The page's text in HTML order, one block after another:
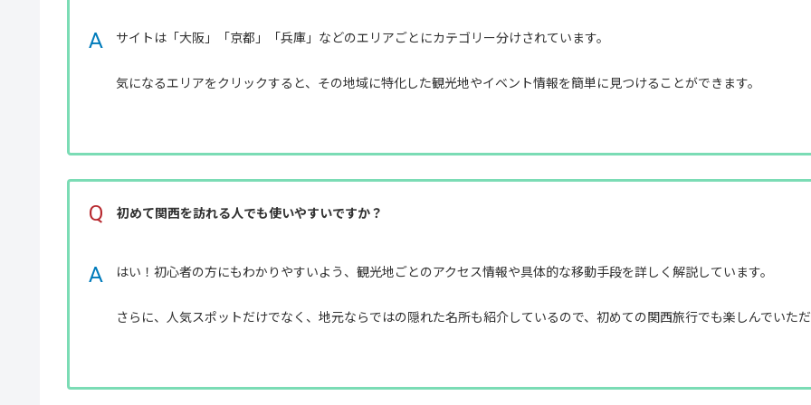
A サイトは「大阪」「京都」「兵庫」などのエリアごとにカテゴリー分けされています。
気になるエリアをクリックすると、その地域に特化した観光地やイベント情報を簡単に見つけることができます。
Q 初めて関西を訪れる人でも使いやすいですか？
A はい！初心者の方にもわかりやすいよう、観光地ごとのアクセス情報や具体的な移動手段を詳しく解説しています。
さらに、人気スポットだけでなく、地元ならではの隠れた名所も紹介しているので、初めての関西旅行でも楽しんでいた